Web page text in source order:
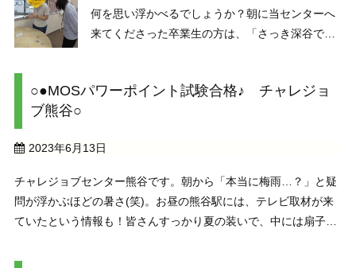
何を思い浮かべるでしょうか？朝に当センターへ
来てくださった卒業生の方は、「さっき深谷では
介なのが雨。傘が欠かせませんね。 ということ
○●MOSパワーポイント試験合格♪ チャレジョ
ブ熊谷○
2023年6月13日
チャレジョブセンター熊谷です。朝から「本当に梅雨…？」と疑
問が浮かぶほどの暑さ(笑)。お昼の熊谷駅には、テレビ取材が来
ていたという情報も！皆さんすっかり夏の装いで、中には扇子を
いないこの時期、上手く調整して乗り切りましょう ...